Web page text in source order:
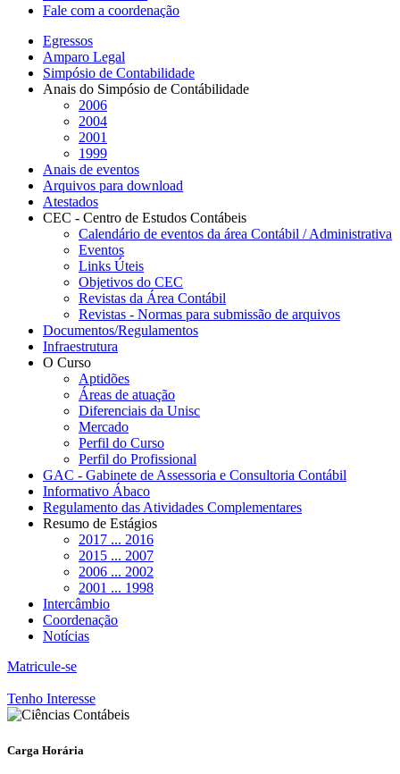
Fale com a coordenação
Egressos
Amparo Legal
Simpósio de Contabilidade
Anais do Simpósio de Contábilidade
2006
2004
2001
1999
Anais de eventos
Arquivos para download
Atestados
CEC - Centro de Estudos Contábeis
Calendário de eventos da área Contábil / Administrativa
Eventos
Links Úteis
Objetivos do CEC
Revistas da Área Contábil
Revistas - Normas para submissão de arquivos
Documentos/Regulamentos
Infraestrutura
O Curso
Aptidões
Áreas de atuação
Diferenciais da Unisc
Mercado
Perfil do Curso
Perfil do Profissional
GAC - Gabinete de Assessoria e Consultoria Contábil
Informativo Ábaco
Regulamento das Atividades Complementares
Resumo de Estágios
2017 ... 2016
2015 ... 2007
2006 ... 2002
2001 ... 1998
Intercâmbio
Coordenação
Notícias
Matricule-se
Tenho Interesse
Carga Horária